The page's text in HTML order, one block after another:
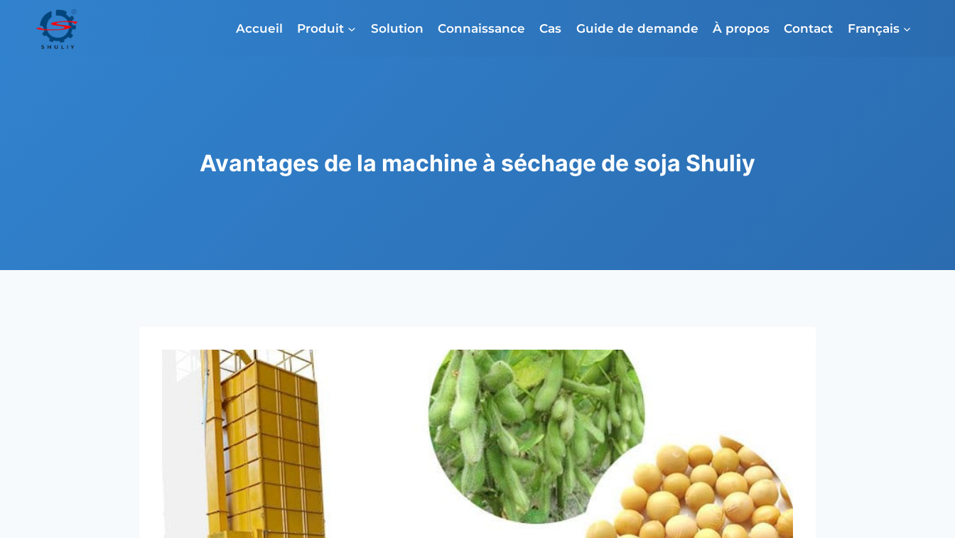
contenu
Accueil Produit Solution Connaissance Cas Guide de demande À propos Contact Français
Avantages de la machine à séchage de soja Shuliy